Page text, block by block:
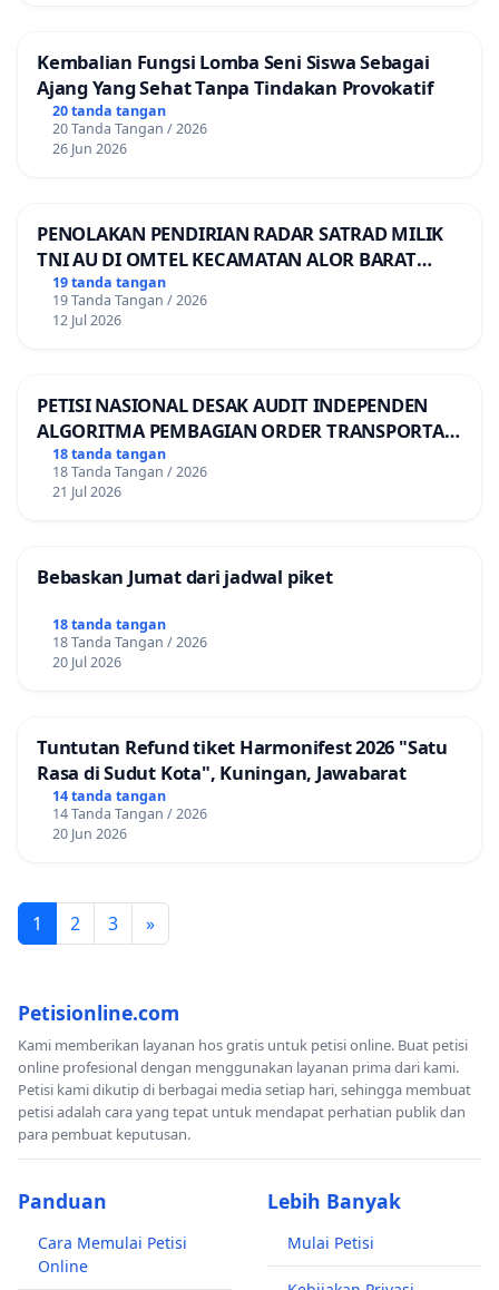
Kembalian Fungsi Lomba Seni Siswa Sebagai
Ajang Yang Sehat Tanpa Tindakan Provokatif
20 tanda tangan
20 Tanda Tangan / 2026
26 Jun 2026
PENOLAKAN PENDIRIAN RADAR SATRAD MILIK
TNI AU DI OMTEL KECAMATAN ALOR BARAT
LAUT, KABUPATEN ALOR
19 tanda tangan
19 Tanda Tangan / 2026
12 Jul 2026
PETISI NASIONAL DESAK AUDIT INDEPENDEN
ALGORITMA PEMBAGIAN ORDER TRANSPORTASI
ONLINE
18 tanda tangan
18 Tanda Tangan / 2026
21 Jul 2026
Bebaskan Jumat dari jadwal piket
18 tanda tangan
18 Tanda Tangan / 2026
20 Jul 2026
Tuntutan Refund tiket Harmonifest 2026 "Satu
Rasa di Sudut Kota", Kuningan, Jawabarat
14 tanda tangan
14 Tanda Tangan / 2026
20 Jun 2026
1 2 3 »
Petisionline.com
Kami memberikan layanan hos gratis untuk petisi online. Buat petisi
online profesional dengan menggunakan layanan prima dari kami.
Petisi kami dikutip di berbagai media setiap hari, sehingga membuat
petisi adalah cara yang tepat untuk mendapat perhatian publik dan
para pembuat keputusan.
Panduan
Cara Memulai Petisi
Online
Lebih Banyak
Mulai Petisi